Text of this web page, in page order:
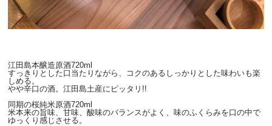
江田島本醸造原酒720ml
すっきりとした口当たりながら、コクのあるしっかりとした味わいも楽
しめる。
やや辛口の酒。江田島土産にピッタリ!!
同期の桜純米原酒720ml
米本来の旨味、甘味、酸味のバランスがよく、味のふくらみを口の中で
ゆっくり感じさせる。